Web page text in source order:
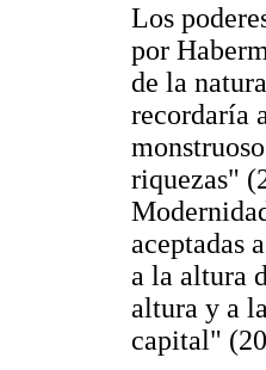
Los
por
de la
recordaría
riquezas"
aceptadas
a la altura
altura y a
capital"